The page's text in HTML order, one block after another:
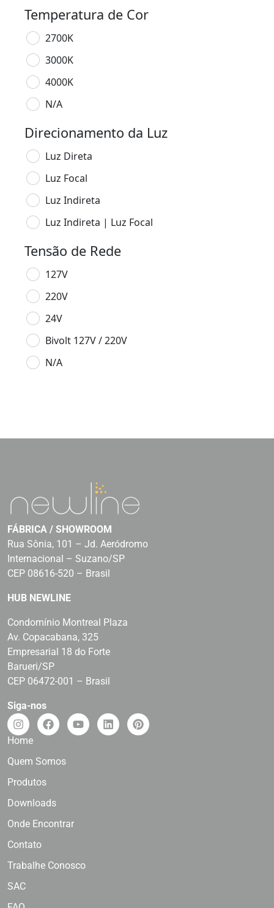
Temperatura de Cor
2700K
3000K
4000K
N/A
Direcionamento da Luz
Luz Direta
Luz Focal
Luz Indireta
Luz Indireta | Luz Focal
Tensão de Rede
127V
220V
24V
Bivolt 127V / 220V
N/A
FÁBRICA / SHOWROOM
Rua Sônia, 101 – Jd. Aeródromo
Internacional – Suzano/SP
CEP 08616-520 – Brasil
HUB NEWLINE
Condomínio Montreal Plaza
Av. Copacabana, 325
Empresarial 18 do Forte
Barueri/SP
CEP 06472-001 – Brasil
Siga-nos
Home
Quem Somos
Produtos
Downloads
Onde Encontrar
Contato
Trabalhe Conosco
SAC